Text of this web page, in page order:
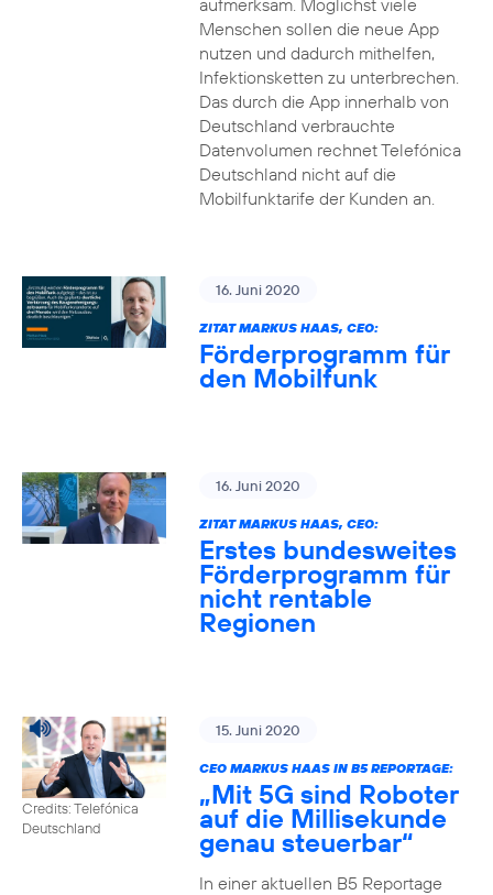
aufmerksam. Möglichst viele
Menschen sollen die neue App
nutzen und dadurch mithelfen,
Infektionsketten zu unterbrechen.
Das durch die App innerhalb von
Deutschland verbrauchte
Datenvolumen rechnet Telefónica
Deutschland nicht auf die
Mobilfunktarife der Kunden an.
16. Juni 2020
ZITAT MARKUS HAAS, CEO:
Förderprogramm für
den Mobilfunk
16. Juni 2020
ZITAT MARKUS HAAS, CEO:
Erstes bundesweites
Förderprogramm für
nicht rentable
Regionen
Credits: Telefónica
Deutschland
15. Juni 2020
CEO MARKUS HAAS IN B5 REPORTAGE:
„Mit 5G sind Roboter
auf die Millisekunde
genau steuerbar“
In einer aktuellen B5 Reportage